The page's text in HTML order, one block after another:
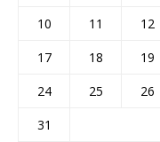
10
11 12
17
18 19
24
25 26
31